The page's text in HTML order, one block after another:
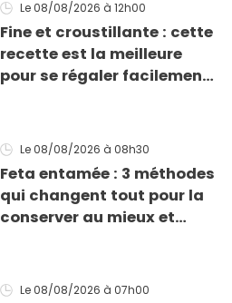
Le 08/08/2026 à 12h00
Fine et croustillante : cette
recette est la meilleure
pour se régaler facilement
Le 08/08/2026 à 08h30
Feta entamée : 3 méthodes
qui changent tout pour la
conserver au mieux et
Le 08/08/2026 à 07h00